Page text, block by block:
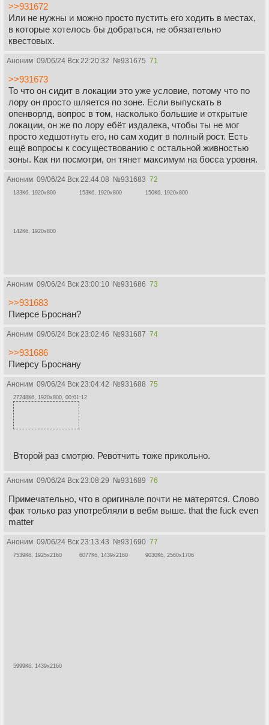
>>931672
Или не нужны и можно просто пустить его ходить в местах,
в которые хотелось бы добраться, не обязательно
квестовых.
Аноним 09/06/24 Вск 22:20:32 №931675 71
>>931673
То что он сидит в локации это уже условие, потому что по
лору он просто шляется по зоне. Если выпускать в
опенворлд, вопрос в том, насколько большие и открытые
локации, он же по лору ебёт издалека, чтобы ты не мог
просто хедшотнуть его, но сам ходит в полный рост. Есть
ещё вопросы к сосуществованию с остальной живностью
зоны. Как ни посмотри, он тянет максимум на босса уровня.
Аноним 09/06/24 Вск 22:44:08 №931683 72
133Кб, 1920x800 153Кб, 1920x800 150Кб, 1920x800
142Кб, 1920x800
Аноним 09/06/24 Вск 23:00:10 №931686 73
>>931683
Пиерсе Броснан?
Аноним 09/06/24 Вск 23:02:46 №931687 74
>>931686
Пиерсу Броснану
Аноним 09/06/24 Вск 23:04:42 №931688 75
27248Кб, 1920x800, 00:01:12
Второй раз смотрю. Ревотчить тоже прикольно.
Аноним 09/06/24 Вск 23:08:29 №931689 76
Примечательно, что в оригинале почти не матерятся. Слово
фак только раз употребляли в вебм выше. that the fuck even
matter
Аноним 09/06/24 Вск 23:13:43 №931690 77
7539Кб, 1925x2160 6077Кб, 1439x2160 9030Кб, 2560x1706
5999Кб, 1439x2160